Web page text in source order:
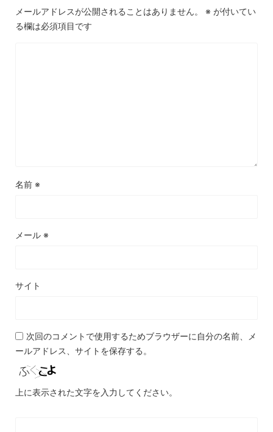
メールアドレスが公開されることはありません。 ※ が付いてい
る欄は必須項目です
名前 ※
メール ※
サイト
次回のコメントで使用するためブラウザーに自分の名前、メ
ールアドレス、サイトを保存する。
上に表示された文字を入力してください。